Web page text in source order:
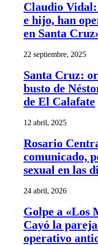
Claudio
e hijo, han
en Santa
22 septiembre, 2025
Santa Cruz:
busto de
de El Calafate
12 abril, 2025
Rosario
comunicado,
sexual en las
24 abril, 2026
Golpe a «Los
Cayó la
operativo